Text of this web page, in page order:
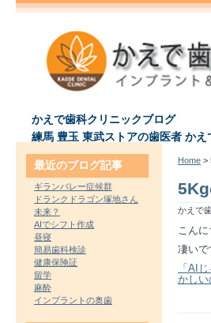
かえで歯科クリニックブログ
練馬 豊玉 東武ストアの歯医者 か
Home >
かえで
こんに
凄いで
「AI
かしい
最近のブログ記事
ギランバレー症候群
ドランクドラゴン塚地さん
未来？
AIでシフト作成
昼寝
簡易歯科検診
健康保険証
留学
麻酔
インプラントの奥歯